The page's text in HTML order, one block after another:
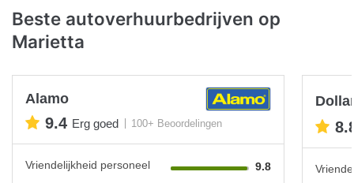
Beste autoverhuurbedrijven op
Marietta
Alamo
9.4 Erg goed 100+ Beoordelingen
Vriendelijkheid personeel
9.8